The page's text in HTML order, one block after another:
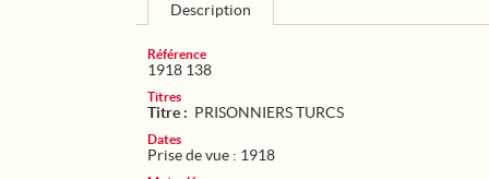
Description
Référence
1918 138
Titres
Titre : PRISONNIERS TURCS
Dates
Prise de vue : 1918